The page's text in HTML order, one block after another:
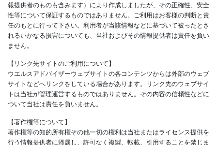
報提供者のものも含みます）により作成しましたが、その正確性、安全
性等について保証するものではありません。ご利用はお客様の判断と責
任のもとに行って下さい。利用者が当該情報などに基づいて被ったとさ
れるいかなる損害についても、当社およびその情報提供者は責任を負い
ません。
【リンク先サイトのご利用について】
ウエルスアドバイザーウェブサイトの各コンテンツからは外部のウェブ
サイトなどへリンクをしている場合があります。リンク先のウェブサイ
トは当社が管理運営するものではありません。その内容の信頼性などに
ついて当社は責任を負いません。
【著作権等について】
著作権等の知的所有権その他一切の権利は当社またはライセンス提供を
行う情報提供者に帰属し、許可なく複製、転載、引用することを禁じま